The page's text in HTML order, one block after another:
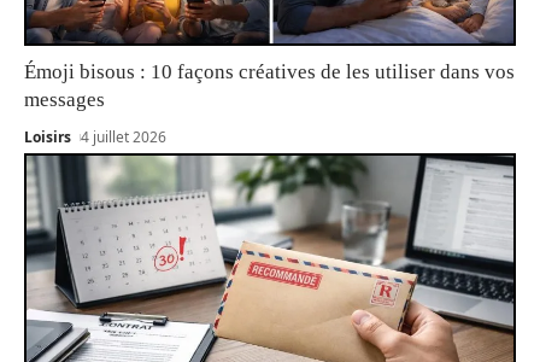
Émoji bisous : 10 façons créatives de les utiliser dans vos
messages
Loisirs 4 juillet 2026